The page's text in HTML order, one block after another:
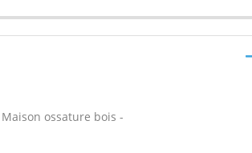
ossature bois -